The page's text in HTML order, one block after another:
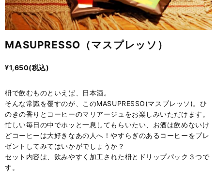
MASUPRESSO（マスプレッソ）
¥1,650(税込)
枡で飲むものといえば、日本酒。
そんな常識を覆すのが、このMASUPRESSO(マスプレッソ)。ひ
のきの香りとコーヒーのマリアージュをお楽しみいただけます。
忙しい毎日の中でホッと一息してもらいたい、お酒は飲めないけ
どコーヒーは大好きなあの人へ！やすらぎのあるコーヒーをプレ
ゼントしてみてはいかがでしょうか？
セット内容は、飲みやすく加工された枡とドリップパック３つで
す。